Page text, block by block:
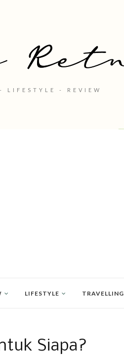
LIFESTYLE - REVIEW
LIFESTYLE TRAVELLING
Siapa?